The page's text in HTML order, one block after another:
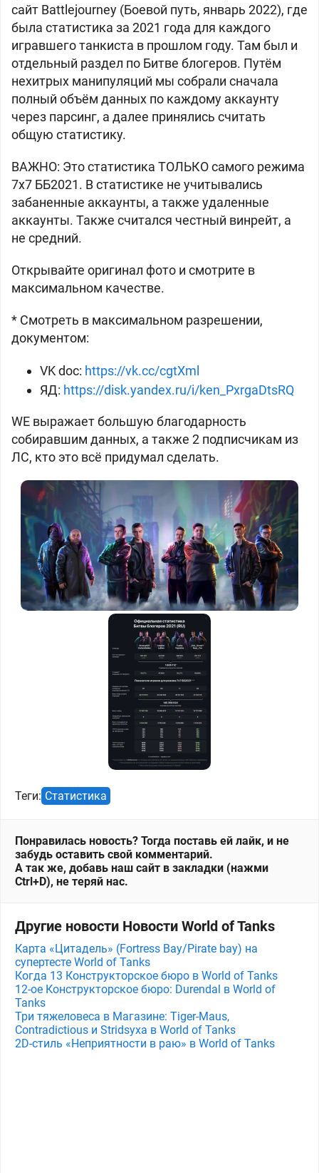
сайт Battlejourney (Боевой путь, январь 2022), где
была статистика за 2021 года для каждого
игравшего танкиста в прошлом году. Там был и
отдельный раздел по Битве блогеров. Путём
нехитрых манипуляций мы собрали сначала
полный объём данных по каждому аккаунту
через парсинг, а далее принялись считать
общую статистику.
ВАЖНО: Это статистика ТОЛЬКО самого режима
7x7 ББ2021. В статистике не учитывались
забаненные аккаунты, а также удаленные
аккаунты. Также считался честный винрейт, а
не средний.
Открывайте оригинал фото и смотрите в
максимальном качестве.
* Смотреть в максимальном разрешении,
документом:
VK doc: https://vk.cc/cgtXml
ЯД: https://disk.yandex.ru/i/ken_PxrgaDtsRQ
WE выражает большую благодарность
собиравшим данных, а также 2 подписчикам из
ЛС, кто это всё придумал сделать.
Теги: Статистика
Понравилась новость? Тогда поставь ей лайк, и не
забудь оставить свой комментарий.
А так же, добавь наш сайт в закладки (нажми
Ctrl+D), не теряй нас.
Другие новости Новости World of Tanks
Карта «Цитадель» (Fortress Bay/Pirate bay) на
супертесте World of Tanks
Когда 13 Конструкторское бюро в World of Tanks
12-ое Конструкторское бюро: Durendal в World of
Tanks
Три тяжеловеса в Магазине: Tiger-Maus,
Contradictious и Stridsyxa в World of Tanks
2D-стиль «Неприятности в раю» в World of Tanks